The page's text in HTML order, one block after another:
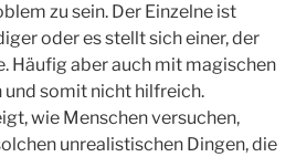
zu sein. Der Einzelne ist
oder es stellt sich einer, der
Häufig aber auch mit magischen
somit nicht hilfreich.
wie Menschen versuchen,
unrealistischen Dingen, die